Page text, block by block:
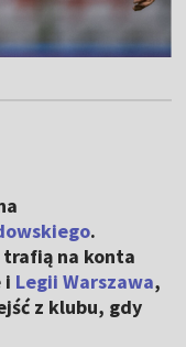
.
na konta
i Legii Warszawa,
z klubu, gdy